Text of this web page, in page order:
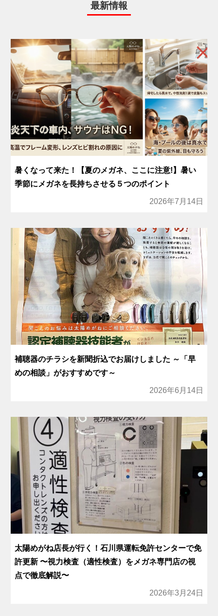
最新情報
暑くなって来た！【夏のメガネ、ここに注意!】暑い
季節にメガネを長持ちさせる５つのポイント
2026年7月14日
補聴器のチラシを新聞折込でお届けしました ～「早
めの相談」がおすすめです～
2026年6月14日
太陽めがね店長が行く！石川県運転免許センターで免
許更新 〜視力検査（適性検査）をメガネ専門店の視
点で徹底解説〜
2026年3月24日